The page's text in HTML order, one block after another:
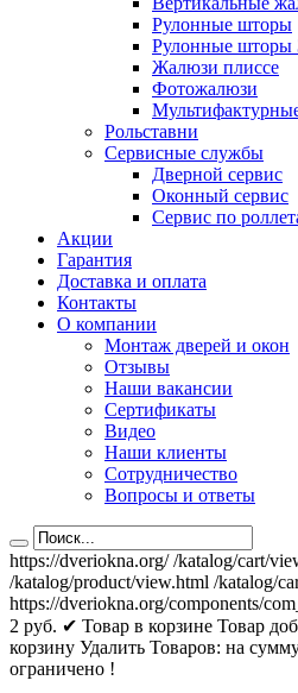
Рулонные шторы
Рулонные шторы
Жалюзи плиссе
Фотожалюзи
Рольставни
Сервисные службы
Дверной сервис
Оконный сервис
Сервис по
Акции
Гарантия
Доставка и оплата
Контакты
О компании
Монтаж дверей и окон
Отзывы
Наши вакансии
Сертификаты
Видео
Наши клиенты
Сотрудничество
Вопросы и ответы
https://dveriokna.org/ /katalog/cart/
/katalog/product/view.html /katalog/
https://dveriokna.org/components/
2 руб. ✔ Товар в корзине Товар
корзину Удалить Товаров: на
ограничено !